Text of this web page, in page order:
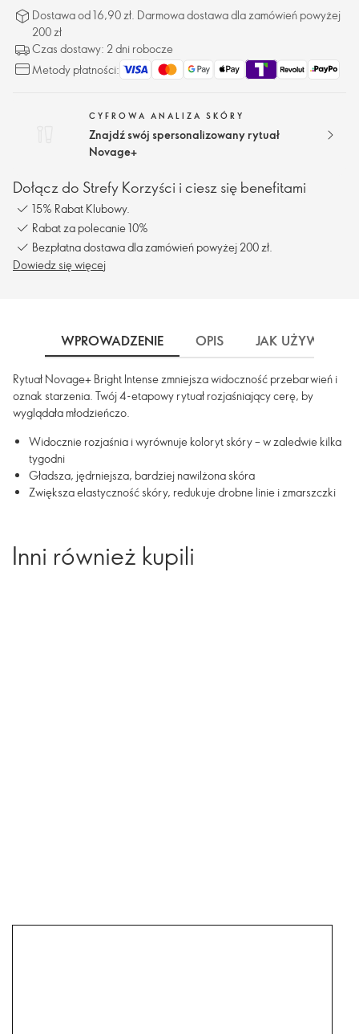
Dostawa od 16,90 zł. Darmowa dostawa dla zamówień powyżej
200 zł
Czas dostawy: 2 dni robocze
Metody płatności:
CYFROWA ANALIZA SKÓRY
Znajdź swój spersonalizowany rytuał
Novage+
Dołącz do Strefy Korzyści i ciesz się benefitami
15% Rabat Klubowy.
Rabat za polecanie 10%
Bezpłatna dostawa dla zamówień powyżej 200 zł.
Dowiedz się więcej
WPROWADZENIE OPIS JAK UŻYWAĆ
Rytuał Novage+ Bright Intense zmniejsza widoczność przebarwień i
oznak starzenia. Twój 4-etapowy rytuał rozjaśniający cerę, by
wyglądała młodzieńczo.
Widocznie rozjaśnia i wyrównuje koloryt skóry – w zaledwie kilka
tygodni
Gładsza, jędrniejsza, bardziej nawilżona skóra
Zwiększa elastyczność skóry, redukuje drobne linie i zmarszczki
Inni również kupili